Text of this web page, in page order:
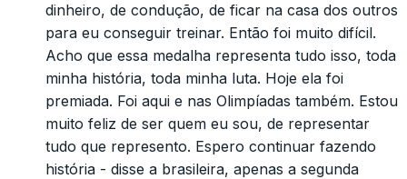
dinheiro, de condução, de ficar na casa dos outros
para eu conseguir treinar. Então foi muito difícil.
Acho que essa medalha representa tudo isso, toda
minha história, toda minha luta. Hoje ela foi
premiada. Foi aqui e nas Olimpíadas também. Estou
muito feliz de ser quem eu sou, de representar
tudo que represento. Espero continuar fazendo
história - disse a brasileira, apenas a segunda